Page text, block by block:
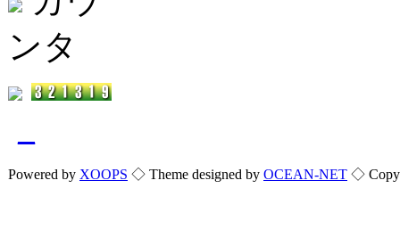
ンタ
Powered by XOOPS ◇ Theme designed by OCEAN-NET ◇